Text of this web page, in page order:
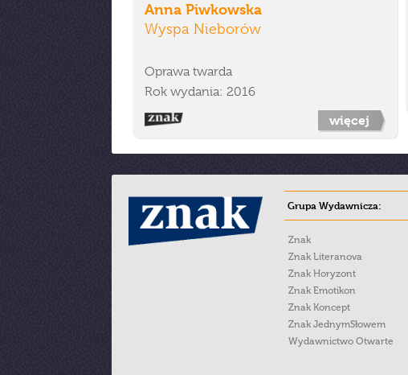
Anna Piwkowska
Wyspa Nieborów
Oprawa twarda
Rok wydania: 2016
więcej
Grupa Wydawnicza:
Znak
Znak Literanova
Znak Horyzont
Znak Emotikon
Znak Koncept
Znak JednymSłowem
Wydawnictwo Otwarte